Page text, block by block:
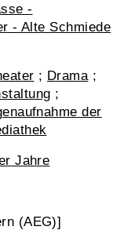
-
- Alte Schmiede
; Drama;
;
der
Jahre
(AEG)]